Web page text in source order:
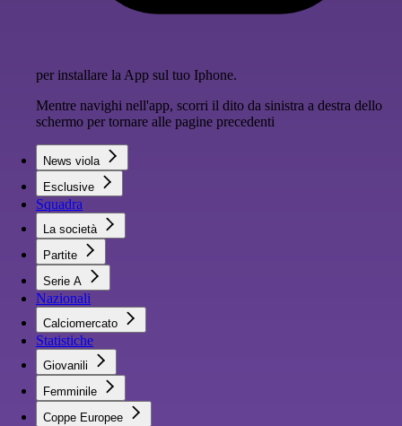
per installare la App sul tuo Iphone.
Mentre navighi nell'app, scorri il dito da sinistra a destra dello
schermo per tornare alle pagine precedenti
News viola
Esclusive
Squadra
La società
Partite
Serie A
Nazionali
Calciomercato
Statistiche
Giovanili
Femminile
Coppe Europee